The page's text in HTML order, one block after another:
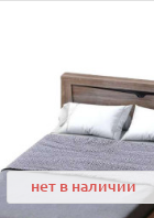
нет в наличии